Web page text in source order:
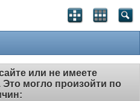
или не имеете
Это могло произойти по